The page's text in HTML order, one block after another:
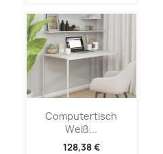
Computertisch
Weiß...
128,38 €